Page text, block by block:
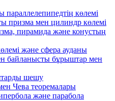
параллелепипедтің көлемі
призма мен цилиндр көлемі
пирамида және конустың
және сфера ауданы
байланысты бұрыштар мен
шешу
Чева теоремалары
және парабола